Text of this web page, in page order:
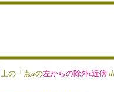
上の「点aの左からの除外ε近傍